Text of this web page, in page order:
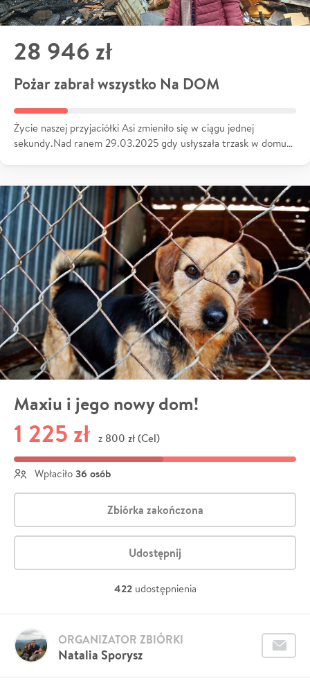
28 946 zł
Pożar zabrał wszystko Na DOM
Życie naszej przyjaciółki Asi zmieniło się w ciągu jednej
sekundy.Nad ranem 29.03.2025 gdy usłyszała trzask w domu…
Maxiu i jego nowy dom!
1 225 zł z 800 zł (Cel)
Wpłaciło 36 osób
Zbiórka zakończona
Udostępnij
422 udostępnienia
Natalia Sporysz
ORGANIZATOR ZBIÓRKI